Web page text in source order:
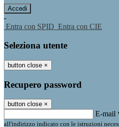
-
Entra con SPID Entra con CIE
Seleziona utente
button close ×
Recupero password
button close ×
E-mail
all'indirizzo indicato con le istruzioni